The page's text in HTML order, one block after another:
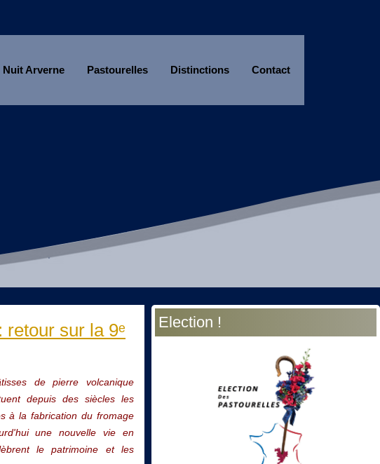
Nuit Arverne Pastourelles Distinctions Contact
sur la 9ᵉ
de pierre volcanique
depuis des siècles les
à la fabrication du fromage
une nouvelle vie en
le patrimoine et les
Election !
Année
précédente
Mois
précédent
Année
suivante
Mois
suivant